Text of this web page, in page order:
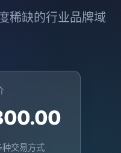
稀缺的行业品牌域
种交易方式